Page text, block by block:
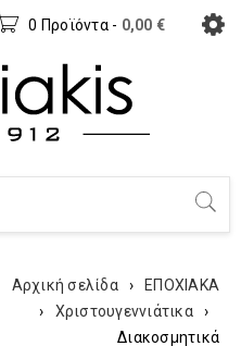
0 Προϊόντα - 0,00 €
Αρχική σελίδα ›
ΕΠΟΧΙΑΚΑ
›
Χριστουγεννιάτικα
›
Διακοσμητικά